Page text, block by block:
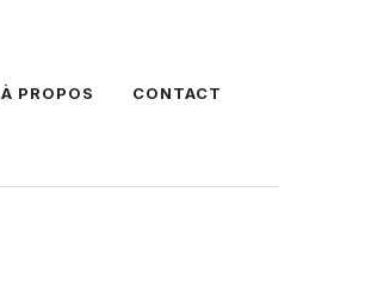
À PROPOS CONTACT